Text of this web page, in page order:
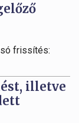
frissítés:
illetve